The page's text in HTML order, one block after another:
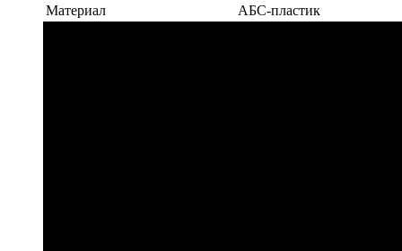
Материал
АБС-пластик